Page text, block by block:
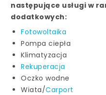
następujące usługi w
dodatkowych:
Fotowoltaika
Pompa ciepła
Klimatyzacja
Rekuperacja
Oczko wodne
Wiata/Carport